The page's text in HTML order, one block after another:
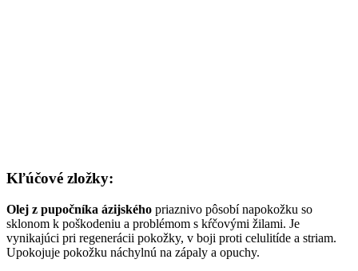
Kľúčové zložky:
Olej z pupočníka ázijského priaznivo pôsobí napokožku so
sklonom k poškodeniu a problémom s kŕčovými žilami. Je
vynikajúci pri regenerácii pokožky, v boji proti celulitíde a striam.
Upokojuje pokožku náchylnú na zápaly a opuchy.